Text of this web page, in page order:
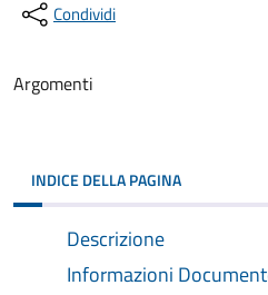
Condividi
Argomenti
INDICE DELLA PAGINA
Descrizione
Informazioni